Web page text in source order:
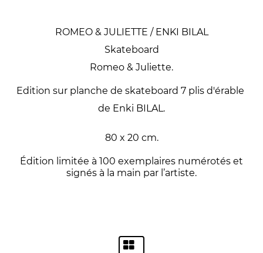
ROMEO & JULIETTE / ENKI BILAL
Skateboard
Romeo & Juliette.
Edition sur planche de skateboard 7 plis d'érable
de Enki BILAL.
80 x 20 cm.
Édition limitée à 100 exemplaires numérotés et
signés à la main par l’artiste.